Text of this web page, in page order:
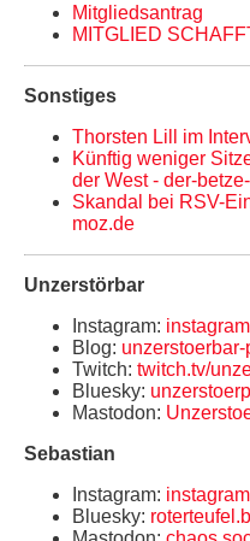
Mitgliedsantrag
MITGLIED
Sonstiges
Thorsten Lill im
Künftig weniger
der West - der-
Skandal bei RSV-
moz.de
Unzerstörbar
Instagram:
Blog:
Twitch: twitch.tv/
Bluesky:
Mastodon:
Sebastian
Instagram:
Bluesky: